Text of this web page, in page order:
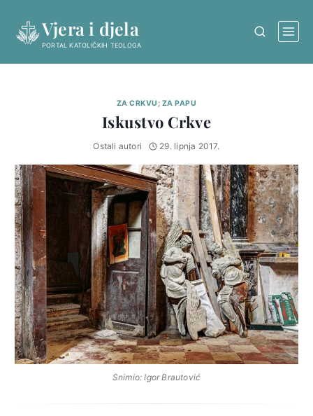
content
Vjera i djela
PORTAL KATOLIČKIH TEOLOGA
ZA CRKVU; ZA PAPU
Iskustvo Crkve
Ostali autori 29. lipnja 2017.
Snimio: Igor Brautović